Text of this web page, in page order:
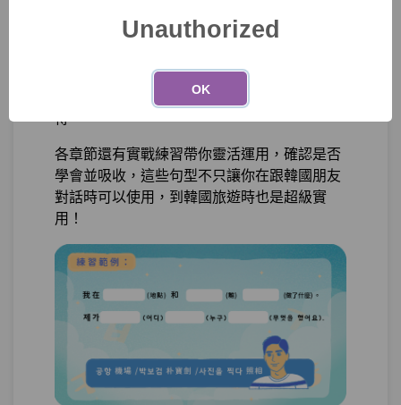
什麼是敬語？什麼時候使用
主體敬語法-(으)시-
單元3 敬語語彙 12:37
單元4 주다 給的兩種尊敬表現
測驗2 隨堂小考18
第22章： 如果你想考Topik韓檢，你需要...？
單元2 格式體 命令建議、共動句
擬台灣人跟韓國人交談的情境話題
子的共同點，理解句型文法後學習常用單字並
代入進行活用練習，句型和字彙量提升一舉兩
得。
各章節還有實戰練習帶你靈活運用，確認是否
學會並吸收，這些句型不只讓你在跟韓國朋友
對話時可以使用，到韓國旅遊時也是超級實
用！
Unauthorized
OK